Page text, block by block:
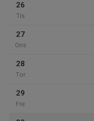
26
Tis
27
Ons
28
Tor
29
Fre